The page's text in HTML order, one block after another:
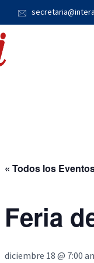
« Todos los
Feria
diciembre 18 @ 7:00